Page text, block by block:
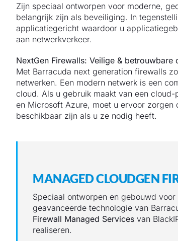
Zijn speciaal ontworpen voor moderne,
belangrijk zijn als beveiliging. In
applicatiegericht waardoor u
aan netwerkverkeer.
NextGen Firewalls: Veilige &
Met Barracuda next generation firewalls
netwerken. Een modern netwerk is een
cloud. Als u gebruik maakt van een
en Microsoft Azure, moet u ervoor
beschikbaar zijn als u ze nodig heeft.
MANAGED CLOUDGEN
Speciaal ontworpen en gebouwd
geavanceerde technologie van
Firewall Managed Services van
realiseren.